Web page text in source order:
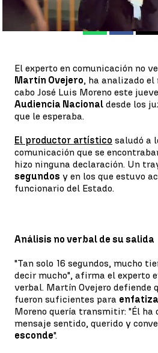
Whatsapp
El experto en comunicación no
Martín Ovejero, ha analizado el
cabo José Luis Moreno este
Audiencia Nacional desde los
que le esperaba.
El productor artístico saludó a
comunicación que se
hizo ninguna declaración. Un
segundos y en los que estuvo
funcionario del Estado.
Análisis no verbal de su salida
"Tan solo 16 segundos, mucho
decir mucho", afirma el experto
verbal. Martín Ovejero defiende
fueron suficientes para
Moreno quería transmitir: "Él ha
mensaje sentido, querido y
esconde".